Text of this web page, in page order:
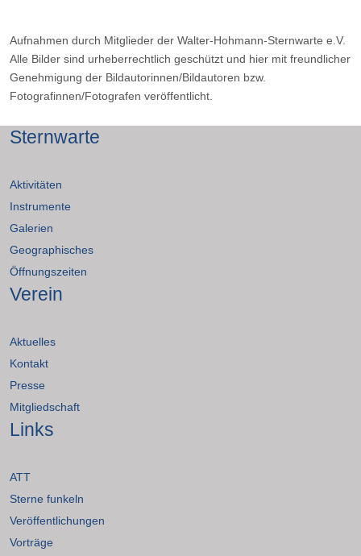
Aufnahmen durch Mitglieder der Walter-Hohmann-Sternwarte e.V.
Alle Bilder sind urheberrechtlich geschützt und hier mit freundlicher
Genehmigung der Bildautorinnen/Bildautoren bzw.
Fotografinnen/Fotografen veröffentlicht.
Sternwarte
Aktivitäten
Instrumente
Galerien
Geographisches
Öffnungszeiten
Verein
Aktuelles
Kontakt
Presse
Mitgliedschaft
Links
ATT
Sterne funkeln
Veröffentlichungen
Vorträge